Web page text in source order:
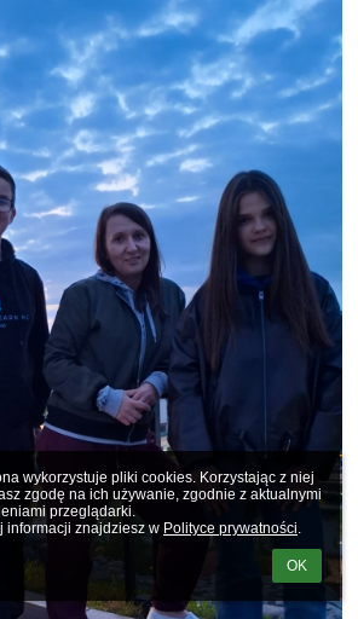
wykorzystuje pliki cookies. Korzystając z niej
zgodę na ich używanie, zgodnie z aktualnymi
przeglądarki.
informacji znajdziesz w Polityce prywatności.
OK